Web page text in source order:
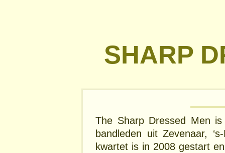
SHARP
The Sharp Dressed Men
bandleden uit Zevenaar,
kwartet is in 2008 gestart